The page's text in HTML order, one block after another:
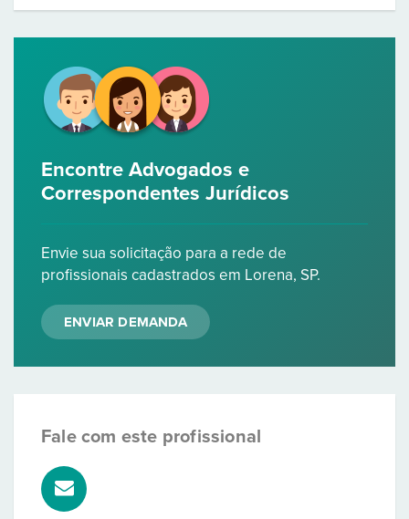
Encontre Advogados e
Correspondentes Jurídicos
Envie sua solicitação para a rede de
profissionais cadastrados em Lorena, SP.
ENVIAR DEMANDA
Fale com este profissional